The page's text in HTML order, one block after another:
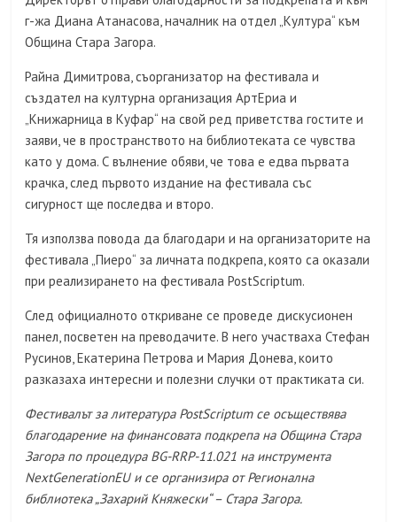
г-жа Диана Атанасова, началник на отдел „Култура“ към
Община Стара Загора.
Райна Димитрова, съорганизатор на фестивала и
създател на културна организация АртЕриа и
„Книжарница в Куфар“ на свой ред приветства гостите и
заяви, че в пространството на библиотеката се чувства
като у дома. С вълнение обяви, че това е едва първата
крачка, след първото издание на фестивала със
сигурност ще последва и второ.
Тя използва повода да благодари и на организаторите на
фестивала „Пиеро“ за личната подкрепа, която са оказали
при реализирането на фестивала PostScriptum.
След официалното откриване се проведе дискусионен
панел, посветен на преводачите. В него участваха Стефан
Русинов, Екатерина Петрова и Мария Донева, които
разказаха интересни и полезни случки от практиката си.
Фестивалът за литература PostScriptum се осъществява
благодарение на финансовата подкрепа на Община Стара
Загора по процедура BG-RRP-11.021 на инструмента
NextGenerationEU и се организира от Регионална
библиотека „Захарий Княжески“ – Стара Загора.